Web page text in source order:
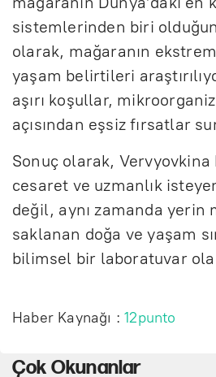
sistemlerinden biri
olarak, mağaranın
yaşam belirtileri
aşırı koşullar,
açısından eşsiz fırsatlar
Sonuç olarak, Vervyovkina
cesaret ve uzmanlık
değil, aynı zamanda yerin
saklanan doğa ve yaşam
bilimsel bir laboratuvar
Haber Kaynağı :12punto
Çok Okunanlar